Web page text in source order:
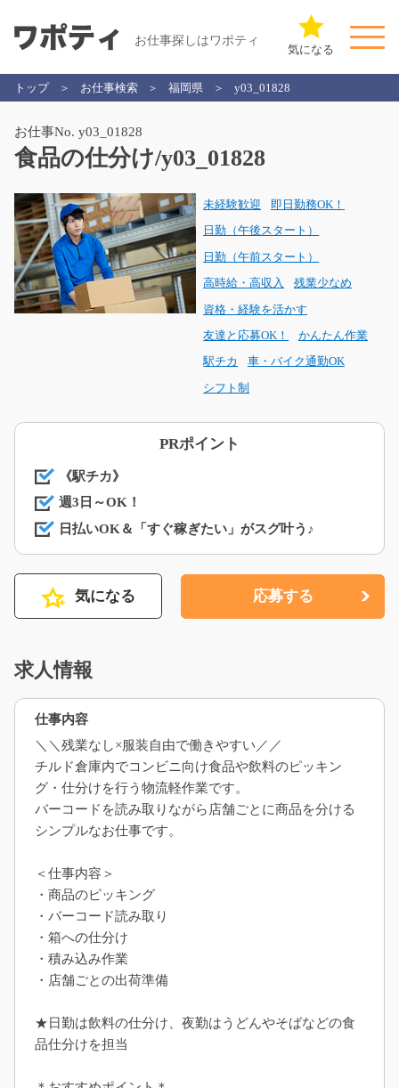
お仕事探しはワポティ
気になる
トップ お仕事検索 福岡県 y03_01828
お仕事No. y03_01828
食品の仕分け/y03_01828
未経験歓迎 即日勤務OK！
日勤（午後スタート）
日勤（午前スタート）
高時給・高収入 残業少なめ
資格・経験を活かす
友達と応募OK！ かんたん作業
駅チカ 車・バイク通勤OK
シフト制
PRポイント
《駅チカ》
週3日～OK！
日払いOK＆「すぐ稼ぎたい」がスグ叶う♪
気になる 応募する
求人情報
仕事内容
＼＼残業なし×服装自由で働きやすい／／
チルド倉庫内でコンビニ向け食品や飲料のピッキン
グ・仕分けを行う物流軽作業です。
バーコードを読み取りながら店舗ごとに商品を分ける
シンプルなお仕事です。
＜仕事内容＞
・商品のピッキング
・バーコード読み取り
・箱への仕分け
・積み込み作業
・店舗ごとの出荷準備
★日勤は飲料の仕分け、夜勤はうどんやそばなどの食
品仕分けを担当